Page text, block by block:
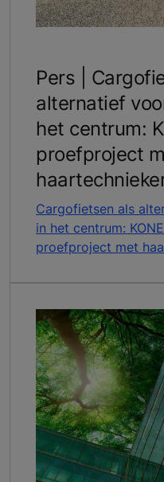
Pers |
alternatief
het centrum:
proefproject
Cargofietsen als
in het centrum:
proefproject met